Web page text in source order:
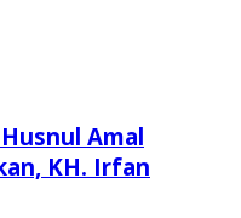
Amal
KH. Irfan